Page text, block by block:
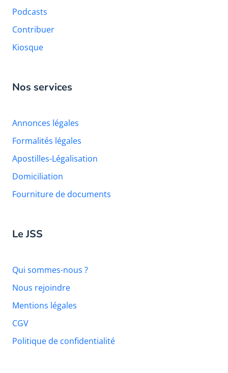
Podcasts
Contribuer
Kiosque
Nos services
Annonces légales
Formalités légales
Apostilles-Légalisation
Domiciliation
Fourniture de documents
Le JSS
Qui sommes-nous ?
Nous rejoindre
Mentions légales
CGV
Politique de confidentialité